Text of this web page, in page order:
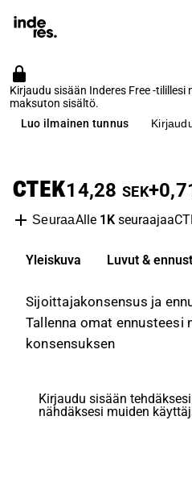
Kirjaudu sisään Inderes Free -tilillesi
maksuton sisältö.
Luo ilmainen tunnus
CTEK14,28 SEK
SeuraaAlle 1Kseuraajaa
Yleiskuva Luvut &
Sijoittajakonsensus ja
Tallenna omat ennusteesi
konsensuksen
Kirjaudu sisään
nähdäksesi muiden